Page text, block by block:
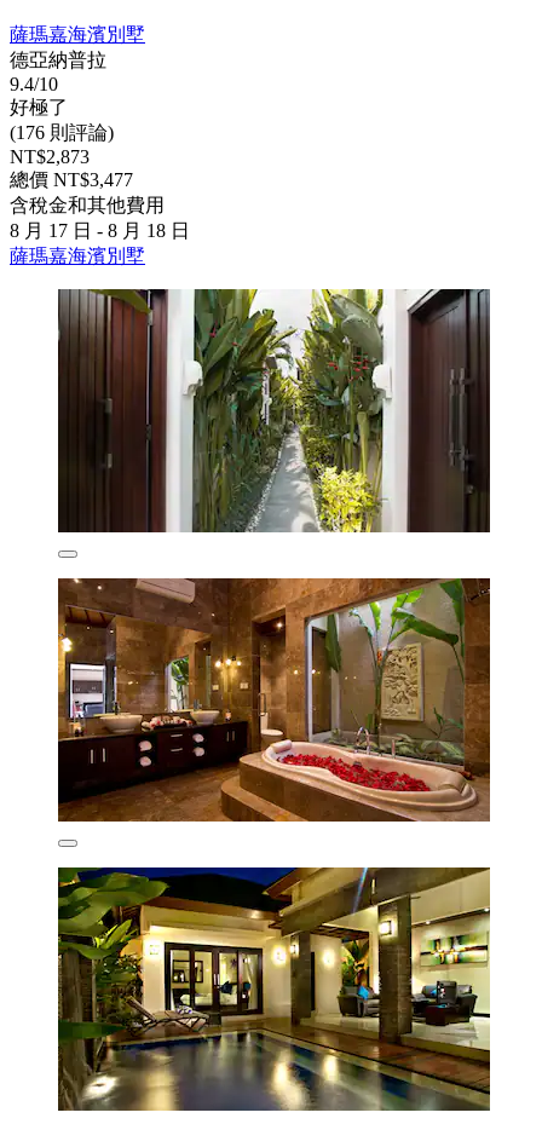
薩瑪嘉海濱別墅
德亞納普拉
9.4/10
好極了
(176 則評論)
NT$2,873
總價 NT$3,477
含稅金和其他費用
8 月 17 日 - 8 月 18 日
薩瑪嘉海濱別墅